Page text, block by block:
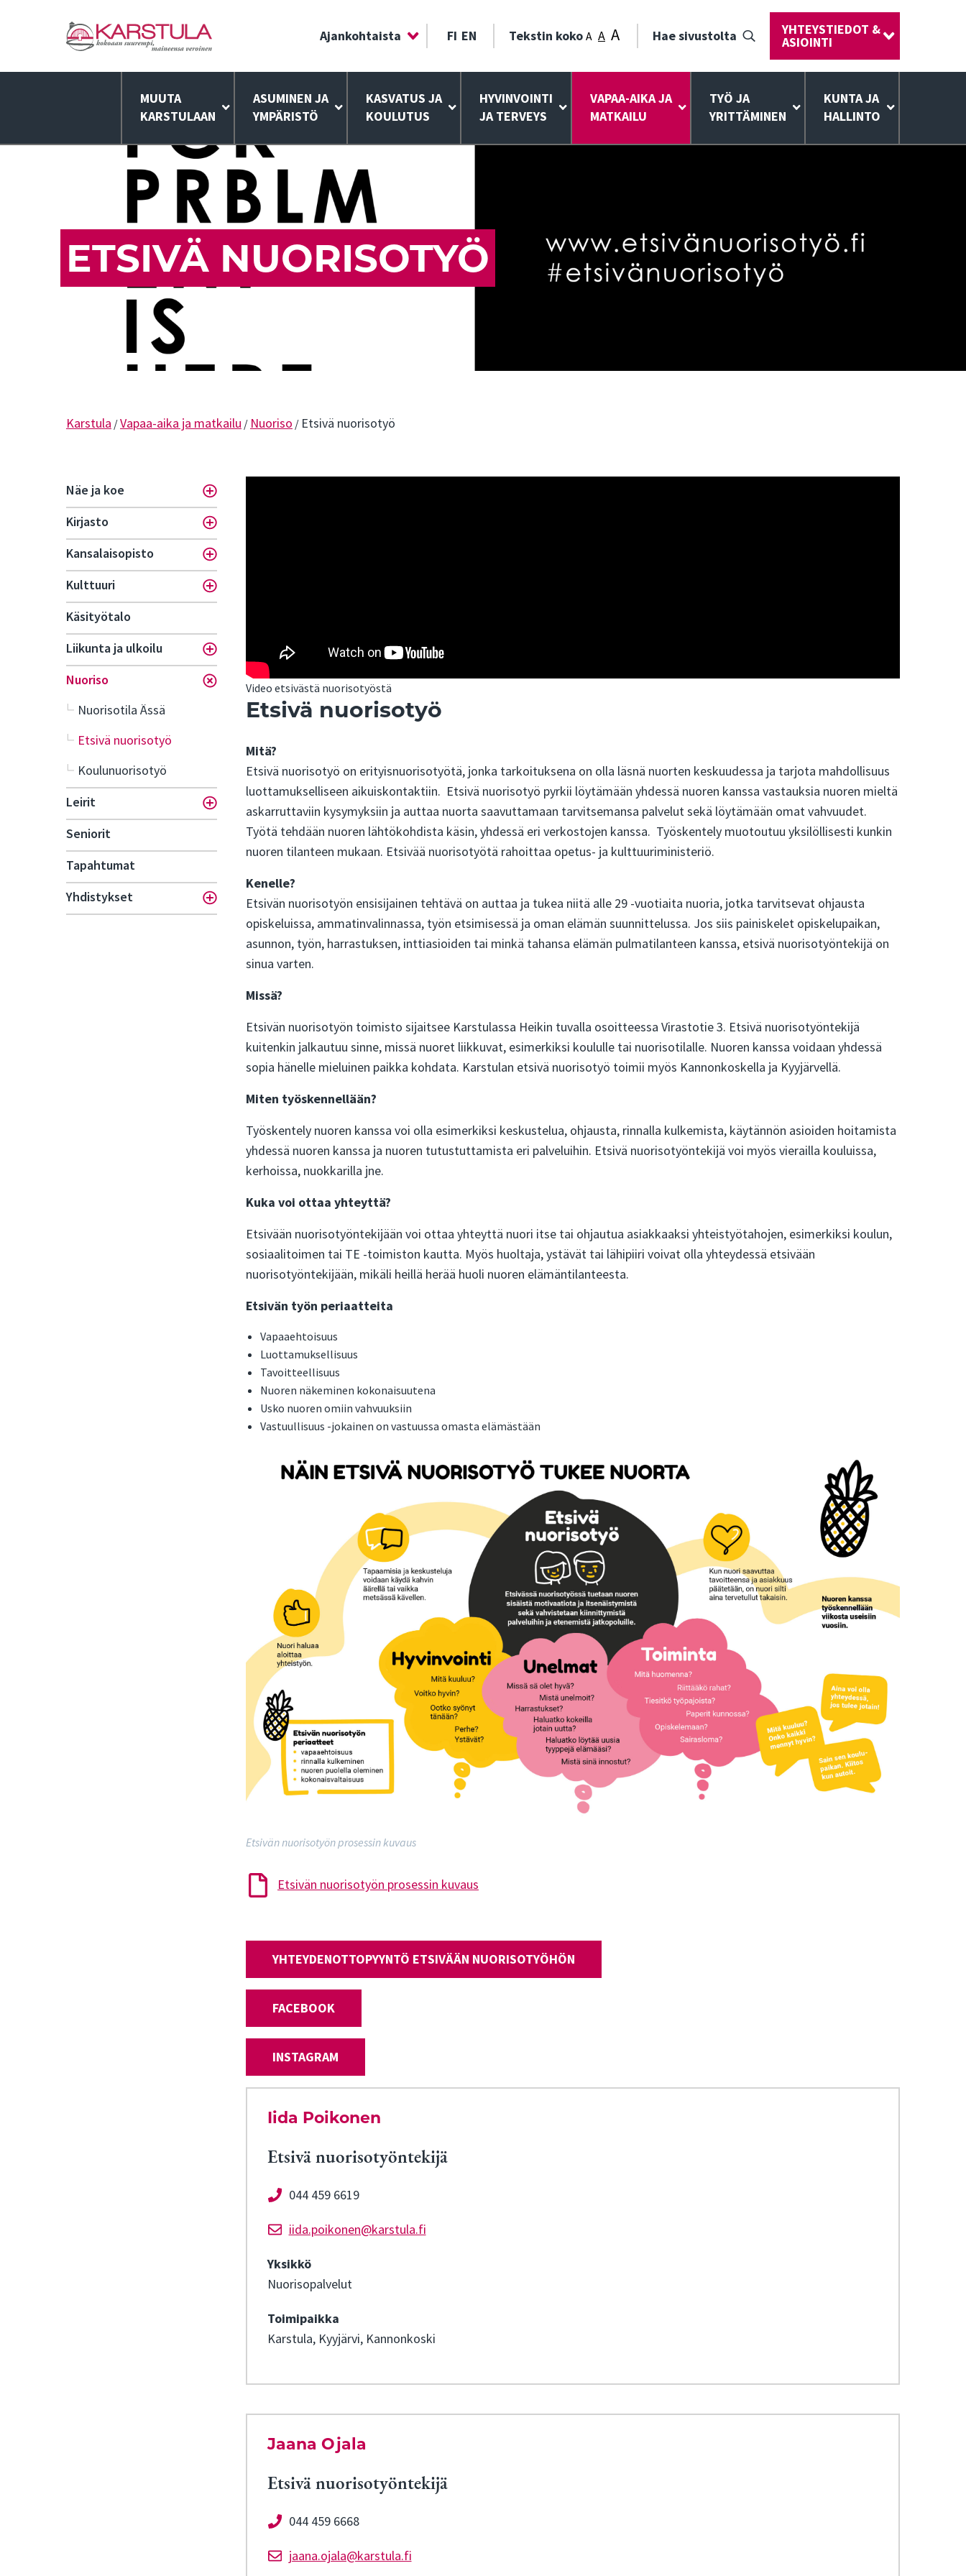
Ajankohtaista FI EN Tekstin kokoA A A Hae sivustolta YHTEYSTIEDOT &
ASIOINTI
MUUTA
KARSTULAAN
ASUMINEN JA
YMPÄRISTÖ
KASVATUS JA
KOULUTUS
HYVINVOINTI
JA TERVEYS
VAPAA-AIKA JA
MATKAILU
TYÖ JA
YRITTÄMINEN
KUNTA JA
HALLINTO
ETSIVÄ NUORISOTYÖ
Karstula /Vapaa-aika ja matkailu / Nuoriso / Etsivä nuorisotyö
Näe ja koe Toggle menu
Kirjasto Toggle menu
Kansalaisopisto Toggle menu
Kulttuuri Toggle menu
Käsityötalo
Liikunta ja ulkoilu
Toggle menu
Nuoriso Toggle menu
Nuorisotila Ässä
Etsivä nuorisotyö
Koulunuorisotyö
Leirit
Toggle menu
Seniorit
Tapahtumat
Yhdistykset
Toggle menu
Video etsivästä nuorisotyöstä
Etsivä nuorisotyö
Mitä?
Etsivä nuorisotyö on erityisnuorisotyötä, jonka tarkoituksena on olla läsnä nuorten keskuudessa ja tarjota mahdollisuus
luottamukselliseen aikuiskontaktiin. Etsivä nuorisotyö pyrkii löytämään yhdessä nuoren kanssa vastauksia nuoren mieltä
askarruttaviin kysymyksiin ja auttaa nuorta saavuttamaan tarvitsemansa palvelut sekä löytämään omat vahvuudet.
Työtä tehdään nuoren lähtökohdista käsin, yhdessä eri verkostojen kanssa. Työskentely muotoutuu yksilöllisesti kunkin
nuoren tilanteen mukaan. Etsivää nuorisotyötä rahoittaa opetus- ja kulttuuriministeriö.
Kenelle?
Etsivän nuorisotyön ensisijainen tehtävä on auttaa ja tukea niitä alle 29 -vuotiaita nuoria, jotka tarvitsevat ohjausta
opiskeluissa, ammatinvalinnassa, työn etsimisessä ja oman elämän suunnittelussa. Jos siis painiskelet opiskelupaikan,
asunnon, työn, harrastuksen, inttiasioiden tai minkä tahansa elämän pulmatilanteen kanssa, etsivä nuorisotyöntekijä on
sinua varten.
Missä?
Etsivän nuorisotyön toimisto sijaitsee Karstulassa Heikin tuvalla osoitteessa Virastotie 3. Etsivä nuorisotyöntekijä
kuitenkin jalkautuu sinne, missä nuoret liikkuvat, esimerkiksi koululle tai nuorisotilalle. Nuoren kanssa voidaan yhdessä
sopia hänelle mieluinen paikka kohdata. Karstulan etsivä nuorisotyö toimii myös Kannonkoskella ja Kyyjärvellä.
Miten työskennellään?
Työskentely nuoren kanssa voi olla esimerkiksi keskustelua, ohjausta, rinnalla kulkemista, käytännön asioiden hoitamista
yhdessä nuoren kanssa ja nuoren tutustuttamista eri palveluihin. Etsivä nuorisotyöntekijä voi myös vierailla kouluissa,
kerhoissa, nuokkarilla jne.
Kuka voi ottaa yhteyttä?
Etsivään nuorisotyöntekijään voi ottaa yhteyttä nuori itse tai ohjautua asiakkaaksi yhteistyötahojen, esimerkiksi koulun,
sosiaalitoimen tai TE -toimiston kautta. Myös huoltaja, ystävät tai lähipiiri voivat olla yhteydessä etsivään
nuorisotyöntekijään, mikäli heillä herää huoli nuoren elämäntilanteesta.
Etsivän työn periaatteita
Vapaaehtoisuus
Luottamuksellisuus
Tavoitteellisuus
Nuoren näkeminen kokonaisuutena
Usko nuoren omiin vahvuuksiin
Vastuullisuus -jokainen on vastuussa omasta elämästään
Etsivän nuorisotyön prosessin kuvaus
Etsivän nuorisotyön prosessin kuvaus
YHTEYDENOTTOPYYNTÖ ETSIVÄÄN NUORISOTYÖHÖN
FACEBOOK
INSTAGRAM
Iida Poikonen
Etsivä nuorisotyöntekijä
044 459 6619
iida.poikonen@karstula.fi
Yksikkö
Nuorisopalvelut
Toimipaikka
Karstula, Kyyjärvi, Kannonkoski
Jaana Ojala
Etsivä nuorisotyöntekijä
044 459 6668
jaana.ojala@karstula.fi